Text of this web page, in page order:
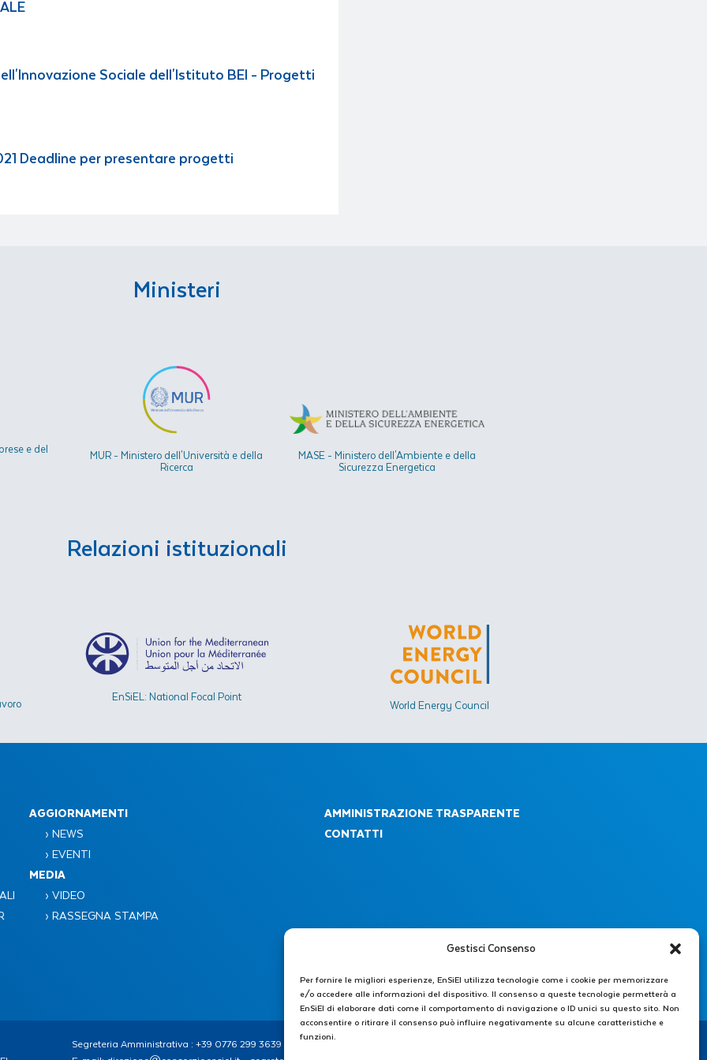
Gestisci Consenso
Per fornire le migliori esperienze, EnSiEl utilizza tecnologie come i cookie per memorizzare
e/o accedere alle informazioni del dispositivo. Il consenso a queste tecnologie permetterà a
EnSiEl di elaborare dati come il comportamento di navigazione o ID unici su questo sito. Non
acconsentire o ritirare il consenso può influire negativamente su alcune caratteristiche e
funzioni.
Sociale dell'Istituto BEI - Progetti
Deadline per presentare progetti
Ministeri
e del
MUR - Ministero dell'Università e della
Ricerca
MASE - Ministero dell'Ambiente e della
Sicurezza Energetica​
Relazioni istituzionali
EnSiEL: National Focal Point
World Energy Council
AGGIORNAMENTI
› NEWS
› EVENTI
MEDIA
› VIDEO
› RASSEGNA STAMPA
AMMINISTRAZIONE TRASPARENTE
CONTATTI
Segreteria Amministrativa : +39 0776 299 3639 – +39 339 4606446